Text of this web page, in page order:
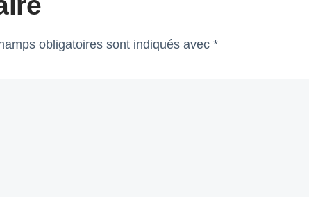
obligatoires sont indiqués avec *